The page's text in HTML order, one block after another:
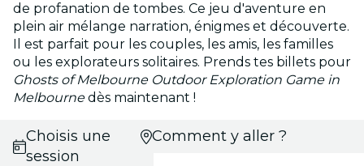
de profanation de tombes. Ce jeu d'aventure en
plein air mélange narration, énigmes et découverte.
Il est parfait pour les couples, les amis, les familles
ou les explorateurs solitaires. Prends tes billets pour
Ghosts of Melbourne Outdoor Exploration Game in
Melbournedès maintenant !
Choisis une
session
Comment y aller ?